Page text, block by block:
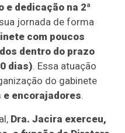
e dedicação na 2ª
jornada de forma
com poucos
dentro do prazo
dias). Essa atuação
do gabinete
encorajadores.
Dra. Jacira exerceu,